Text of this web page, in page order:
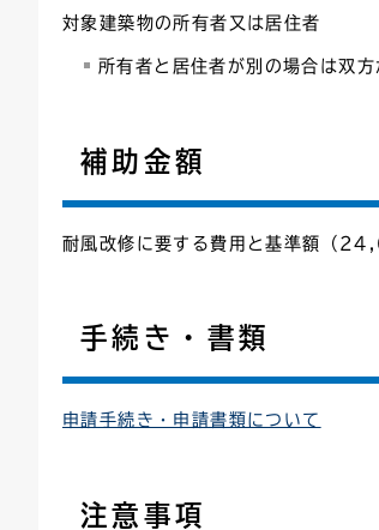
対象建築物の所有者又は居住者
所有者と居住者が別の場合は双
補助金額
耐風改修に要する費用と基準額（
手続き・書類
申請手続き・申請書類について
注意事項